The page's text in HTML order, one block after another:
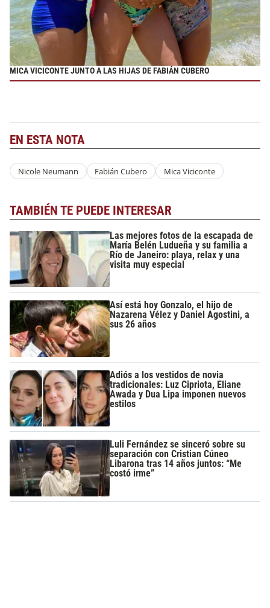
MICA VICICONTE JUNTO A LAS HIJAS DE FABIÁN CUBERO
EN ESTA NOTA
Nicole Neumann Fabián Cubero Mica Viciconte
TAMBIÉN TE PUEDE INTERESAR
Las mejores fotos de la escapada de
María Belén Ludueña y su familia a
Río de Janeiro: playa, relax y una
visita muy especial
Así está hoy Gonzalo, el hijo de
Nazarena Vélez y Daniel Agostini, a
sus 26 años
Adiós a los vestidos de novia
tradicionales: Luz Cipriota, Eliane
Awada y Dua Lipa imponen nuevos
estilos
Luli Fernández se sinceró sobre su
separación con Cristian Cúneo
Libarona tras 14 años juntos: “Me
costó irme”